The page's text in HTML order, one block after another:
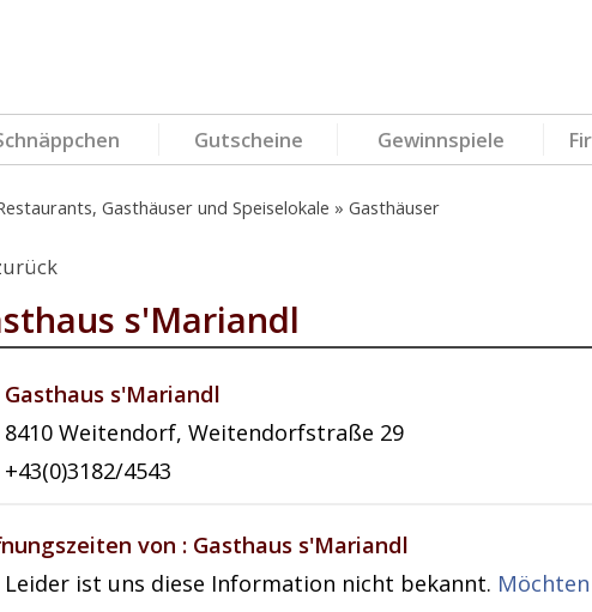
Gutscheine Gewinnspiele
Gasthäuser und Speiselokale Gasthäuser
s'Mariandl
Gasthaus s'Mariandl
8410 Weitendorf, Weitendorfstraße 29
+43(0)3182/4543
von : Gasthaus s'Mariandl
Leider ist uns diese Information nicht bekannt.